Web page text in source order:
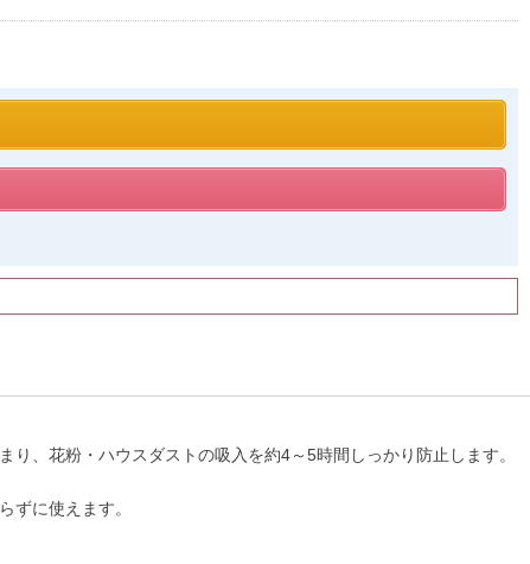
、花粉・ハウスダストの吸入を約4～5時間しっかり防止します。
ずに使えます。